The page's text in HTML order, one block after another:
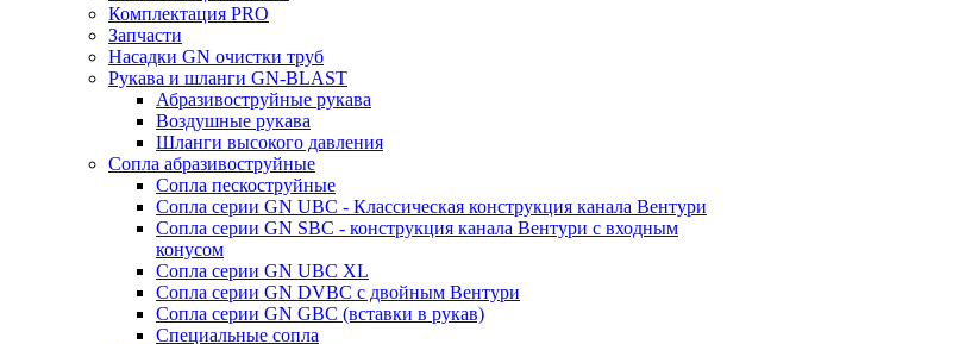
Комплектация PRO
Запчасти
Насадки GN очистки труб
Рукава и шланги GN-BLAST
Абразивоструйные рукава
Воздушные рукава
Шланги высокого давления
Сопла абразивоструйные
Сопла пескоструйные
Сопла серии GN UBC - Классическая конструкция канала Вентури
Сопла серии GN SBC - конструкция канала Вентури c входным
конусом
Сопла серии GN UBC XL
Сопла серии GN DVBC с двойным Вентури
Сопла серии GN GBC (вставки в рукав)
Специальные сопла